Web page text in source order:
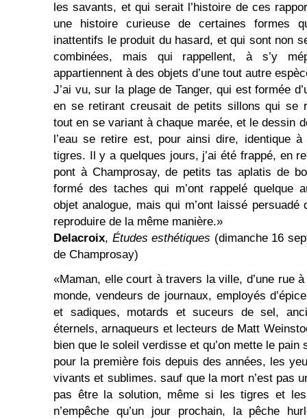
les savants, et qui serait l’histoire de ces
une histoire curieuse de certaines formes
inattentifs le produit du hasard, et qui sont non
combinées, mais qui rappellent, à s’y
appartiennent à des objets d’une tout autre
J’ai vu, sur la plage de Tanger, qui est formée
en se retirant creusait de petits sillons qui se
tout en se variant à chaque marée, et le dessin
l’eau se retire est, pour ainsi dire, identique
tigres. Il y a quelques jours, j’ai été frappé, en
pont à Champrosay, de petits tas aplatis de
formé des taches qui m’ont rappelé quelque
objet analogue, mais qui m’ont laissé
reproduire de la même manière.»
Delacroix, Études esthétiques (dimanche 16
de Champrosay)
«Maman, elle court à travers la ville, d’une rue
monde, vendeurs de journaux, employés
et sadiques, motards et suceurs de sel,
éternels, arnaqueurs et lecteurs de Matt
bien que le soleil verdisse et qu’on mette le pain
pour la première fois depuis des années, les
vivants et sublimes. sauf que la mort n’est pas
pas être la solution, même si les tigres et les
n’empêche qu’un jour prochain, la pêche